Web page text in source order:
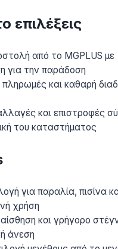
επιλέξεις
από το MGPLUS με
για την παράδοση
και καθαρή
και επιστροφές
του καταστήματος
για παραλία, πισίνα
χρήση
και γρήγορο
άνεση